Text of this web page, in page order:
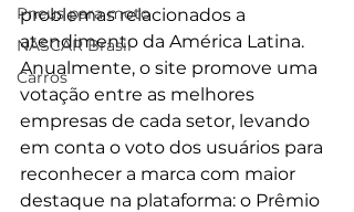
Pneus para moto
NASCAR Brasil
Carros
problemas relacionados a
atendimento da América Latina.
Anualmente, o site promove uma
votação entre as melhores
empresas de cada setor, levando
em conta o voto dos usuários para
reconhecer a marca com maior
destaque na plataforma: o Prêmio